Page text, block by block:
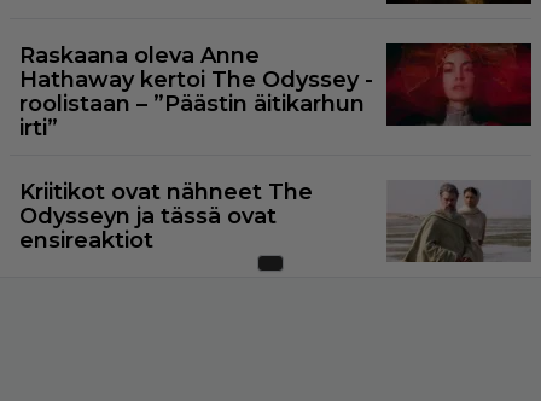
Raskaana oleva Anne
Hathaway kertoi The Odyssey -
roolistaan – ”Päästin äitikarhun
irti”
Kriitikot ovat nähneet The
Odysseyn ja tässä ovat
ensireaktiot